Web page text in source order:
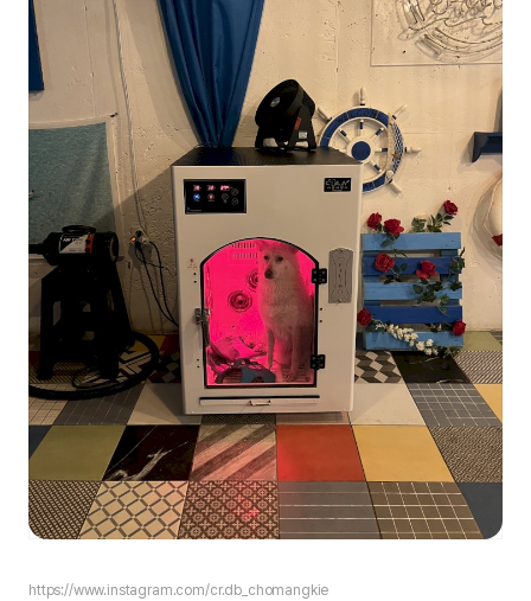
https://www.instagram.com/cr.db_chomangkie